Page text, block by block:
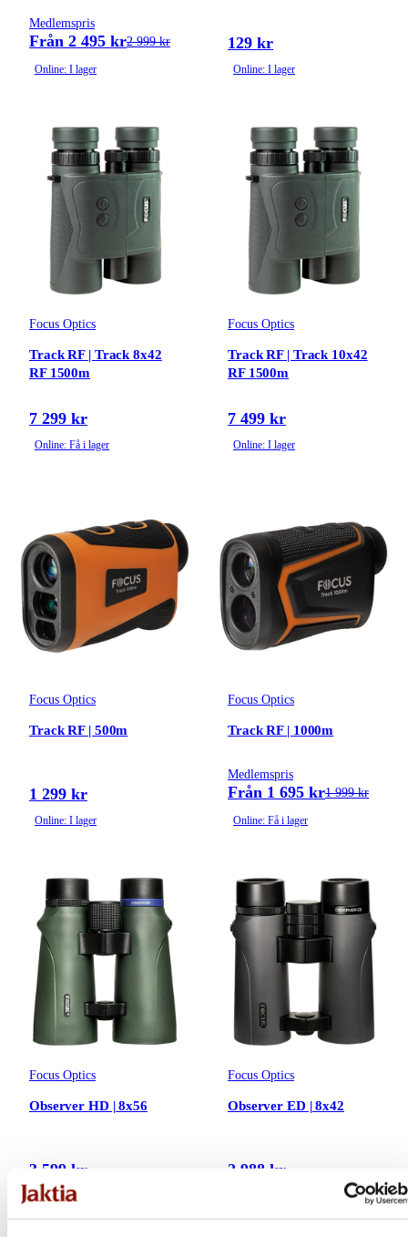
Medlemspris
Från 2 495 kr2 999 kr
Online: I lager
129 kr
Online: I lager
Focus Optics
Track RF | Track 8x42
RF 1500m
7 299 kr
Online: Få i lager
Focus Optics
Track RF | Track 10x42
RF 1500m
7 499 kr
Online: I lager
Focus Optics
Track RF | 500m
1 299 kr
Online: I lager
Focus Optics
Track RF | 1000m
Medlemspris
Från 1 695 kr1 999 kr
Online: Få i lager
Focus Optics
Observer HD | 8x56
3 599 kr
Online: I lager
Focus Optics
Observer ED | 8x42
2 988 kr